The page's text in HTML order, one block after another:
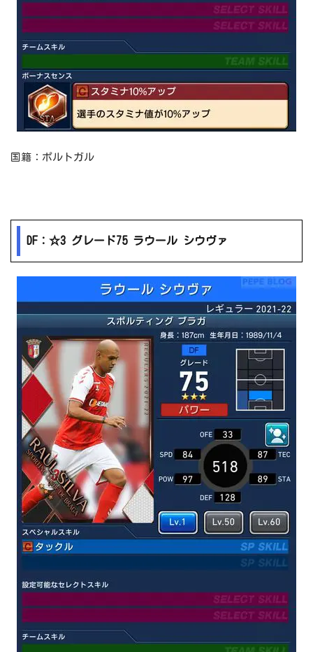
国籍：ポルトガル
DF：☆3 グレード75 ラウール シウヴァ